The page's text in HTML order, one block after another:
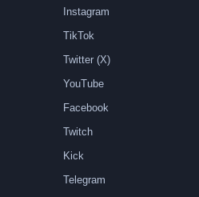
Instagram
TikTok
Twitter (X)
YouTube
Facebook
Twitch
Kick
Telegram